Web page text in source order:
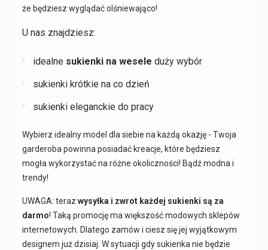
że będziesz wyglądać olśniewająco!
U nas znajdziesz:
idealne sukienki na wesele duży wybór
sukienki krótkie na co dzień
sukienki eleganckie do pracy
Wybierz idealny model dla siebie na każdą okazję - Twoja
garderoba powinna posiadać kreacje, które będziesz
mogła wykorzystać na różne okoliczności! Bądź modna i
trendy!
UWAGA: teraz wysyłka i zwrot każdej sukienki są za
darmo! Taką promocję ma większość modowych sklepów
internetowych. Dlatego zamów i ciesz się jej wyjątkowym
designem już dzisiaj. W sytuacji gdy sukienka nie będzie